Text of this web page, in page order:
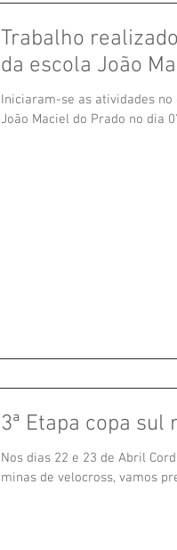
Trabalho
da escola João
Iniciaram-se as atividades
João Maciel do Prado no dia
3ª Etapa copa
Nos dias 22 e 23 de Abril
minas de velocross, vamos